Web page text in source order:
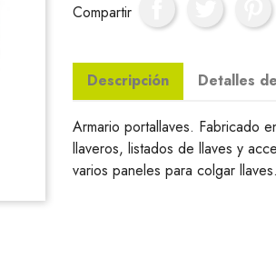
Compartir
Descripción Detalles
Armario portallaves. Fabricado
llaveros, listados de llaves y
varios paneles para colgar